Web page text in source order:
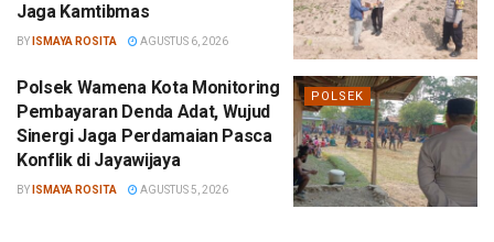
Jaga Kamtibmas
BY ISMAYA ROSITA AGUSTUS 6, 2026
POLSEK
Polsek Wamena Kota Monitoring
Pembayaran Denda Adat, Wujud
Sinergi Jaga Perdamaian Pasca
Konflik di Jayawijaya
BY ISMAYA ROSITA AGUSTUS 5, 2026